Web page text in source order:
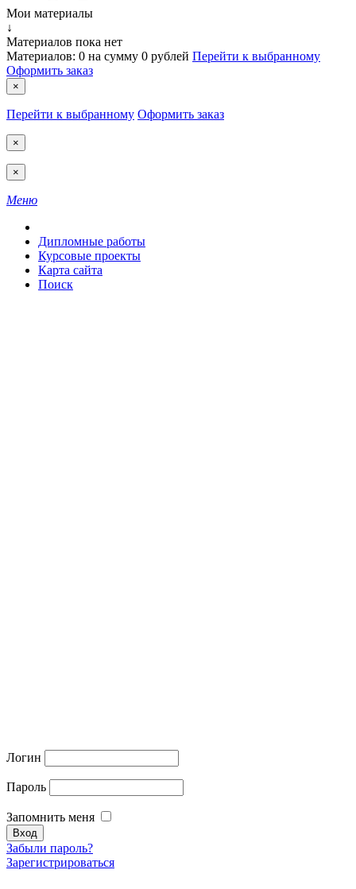
Мои материалы
↓
Материалов пока нет
Материалов: 0 на сумму 0 рублей Перейти к выбранному
Оформить заказ
×
Перейти к выбранному Оформить заказ
×
×
Меню
Дипломные работы
Курсовые проекты
Карта сайта
Поиск
Логин
Пароль
Запомнить меня
Забыли пароль?
Зарегистрироваться